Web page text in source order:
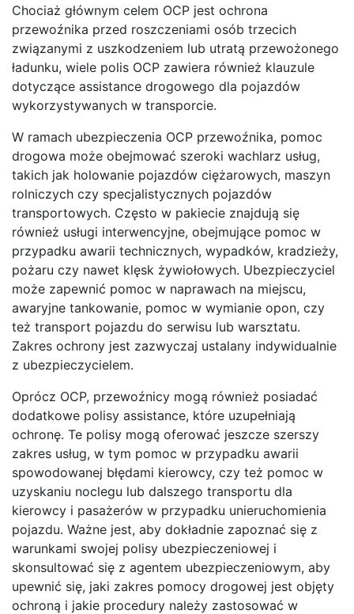
Chociaż głównym celem OCP jest ochrona
przewoźnika przed roszczeniami osób trzecich
związanymi z uszkodzeniem lub utratą przewożonego
ładunku, wiele polis OCP zawiera również klauzule
dotyczące assistance drogowego dla pojazdów
wykorzystywanych w transporcie.
W ramach ubezpieczenia OCP przewoźnika, pomoc
drogowa może obejmować szeroki wachlarz usług,
takich jak holowanie pojazdów ciężarowych, maszyn
rolniczych czy specjalistycznych pojazdów
transportowych. Często w pakiecie znajdują się
również usługi interwencyjne, obejmujące pomoc w
przypadku awarii technicznych, wypadków, kradzieży,
pożaru czy nawet klęsk żywiołowych. Ubezpieczyciel
może zapewnić pomoc w naprawach na miejscu,
awaryjne tankowanie, pomoc w wymianie opon, czy
też transport pojazdu do serwisu lub warsztatu.
Zakres ochrony jest zazwyczaj ustalany indywidualnie
z ubezpieczycielem.
Oprócz OCP, przewoźnicy mogą również posiadać
dodatkowe polisy assistance, które uzupełniają
ochronę. Te polisy mogą oferować jeszcze szerszy
zakres usług, w tym pomoc w przypadku awarii
spowodowanej błędami kierowcy, czy też pomoc w
uzyskaniu noclegu lub dalszego transportu dla
kierowcy i pasażerów w przypadku unieruchomienia
pojazdu. Ważne jest, aby dokładnie zapoznać się z
warunkami swojej polisy ubezpieczeniowej i
skonsultować się z agentem ubezpieczeniowym, aby
upewnić się, jaki zakres pomocy drogowej jest objęty
ochroną i jakie procedury należy zastosować w